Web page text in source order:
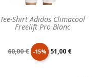
Tee-Shirt Adidas Climacool
Freelift Pro Blanc
Prix
60,00 € -15% Prix
51,00 €